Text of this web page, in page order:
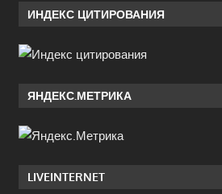
ИНДЕКС ЦИТИРОВАНИЯ
ЯНДЕКС.МЕТРИКА
LIVEINTERNET